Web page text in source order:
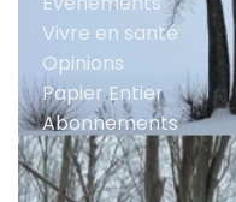
Vivre en santé
Opinions
Papier Entier
Abonnements